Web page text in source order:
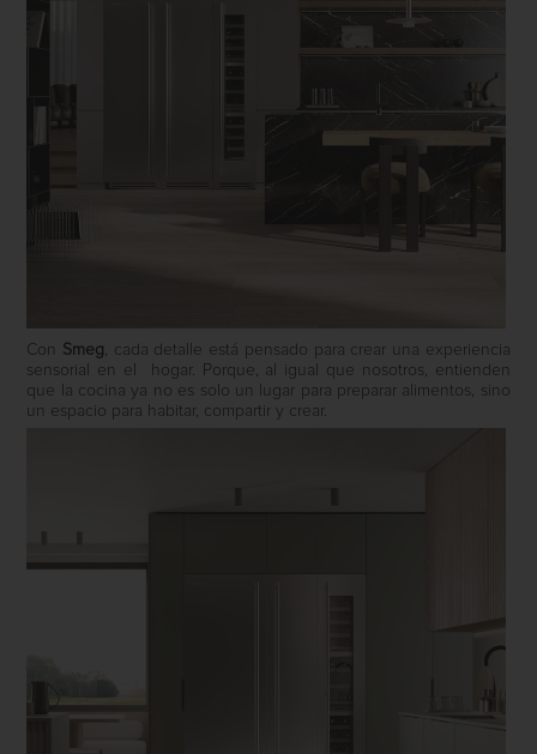
Con Smeg, cada detalle está pensado para crear una experiencia
sensorial en el hogar. Porque, al igual que nosotros, entienden
que la cocina ya no es solo un lugar para preparar alimentos, sino
un espacio para habitar, compartir y crear.